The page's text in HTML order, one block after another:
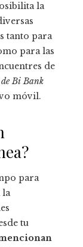
la
tanto para
para las
de
Bi Bank
móvil.
para
la
tu